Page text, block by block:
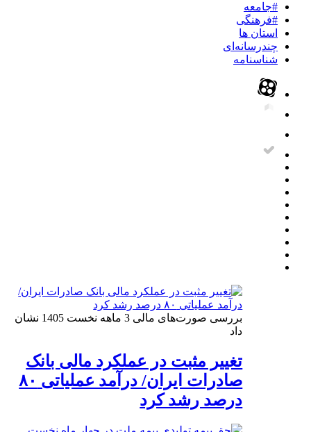
#جامعه
#فرهنگی
استان ها
چندرسانه‌ای
شناسنامه
بررسی صورت‌های مالی 3 ماهه نخست 1405 نشان
داد
تغییر مثبت در عملکرد مالی بانک
صادرات ایران/ درآمد عملیاتی ۸۰
درصد رشد کرد